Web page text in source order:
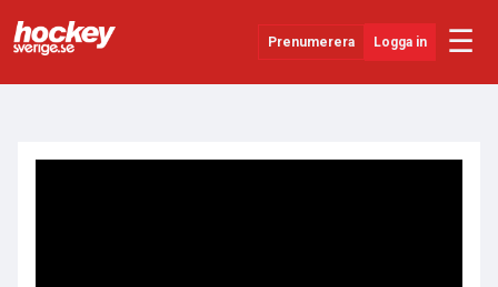
Prenumerera Logga in ☰